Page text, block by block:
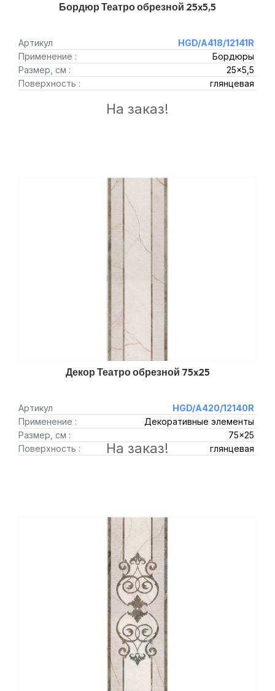
Бордюр Театро обрезной 25x5,5
Артикул
HGD/A418/12141R
Применение :
Бордюры
Размер, см :
25x5,5
Поверхность :
глянцевая
На заказ!
Декор Театро обрезной 75x25
Артикул
HGD/A420/12140R
Применение :
Декоративные элементы
Размер, см :
75x25
Поверхность :
глянцевая
На заказ!